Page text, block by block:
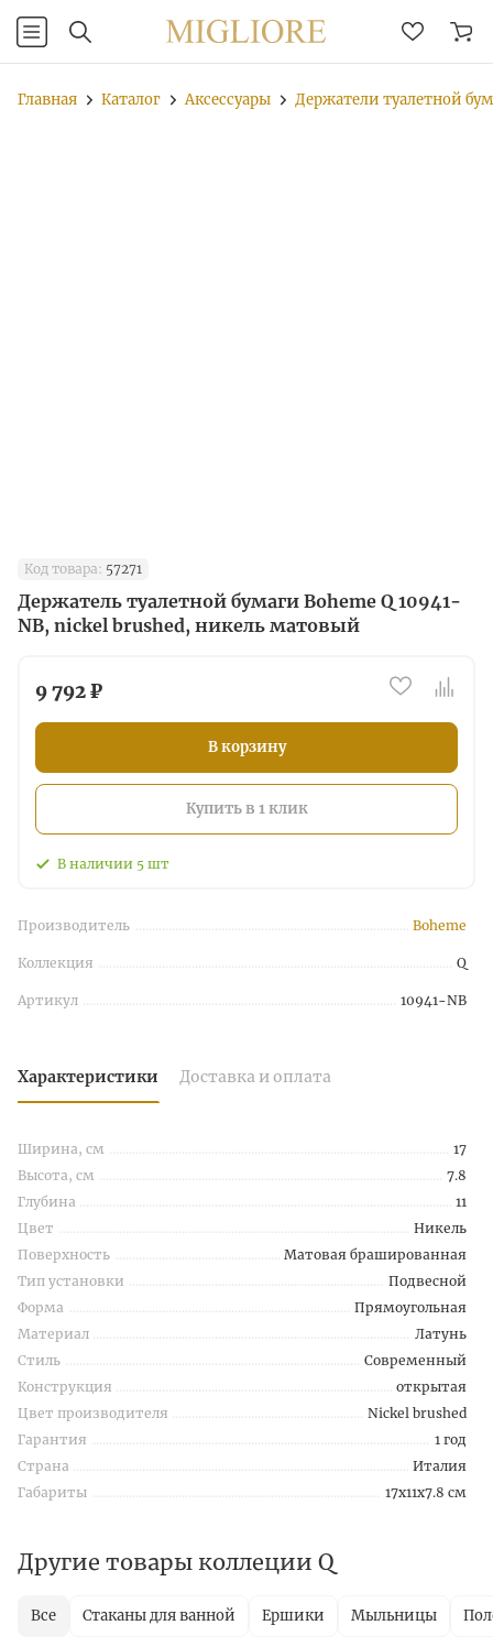
Главная Каталог Аксессуары Держатели туалетной
Код товара: 57271
Держатель туалетной бумаги Boheme Q 10941-
NB, nickel brushed, никель матовый
9 792 ₽
В корзину
Купить в 1 клик
В наличии 5 шт
Производитель Boheme
Коллекция Q
Артикул 10941-NB
Характеристики Доставка и оплата
Ширина, см
17
Высота, см
7.8
Глубина
11
Цвет
Никель
Поверхность
Матовая брашированная
Тип установки
Подвесной
Форма
Прямоугольная
Материал
Латунь
Стиль
Современный
Конструкция
открытая
Цвет производителя
Nickel brushed
Гарантия
1 год
Страна
Италия
Габариты
17x11x7.8 см
Другие товары коллеции Q
Все Стаканы для ванной Ершики Мыльницы